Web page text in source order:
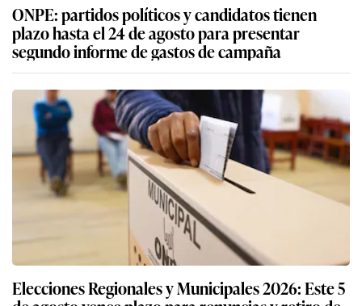
ONPE: partidos políticos y candidatos tienen
plazo hasta el 24 de agosto para presentar
segundo informe de gastos de campaña
Elecciones Regionales y Municipales 2026: Este 5